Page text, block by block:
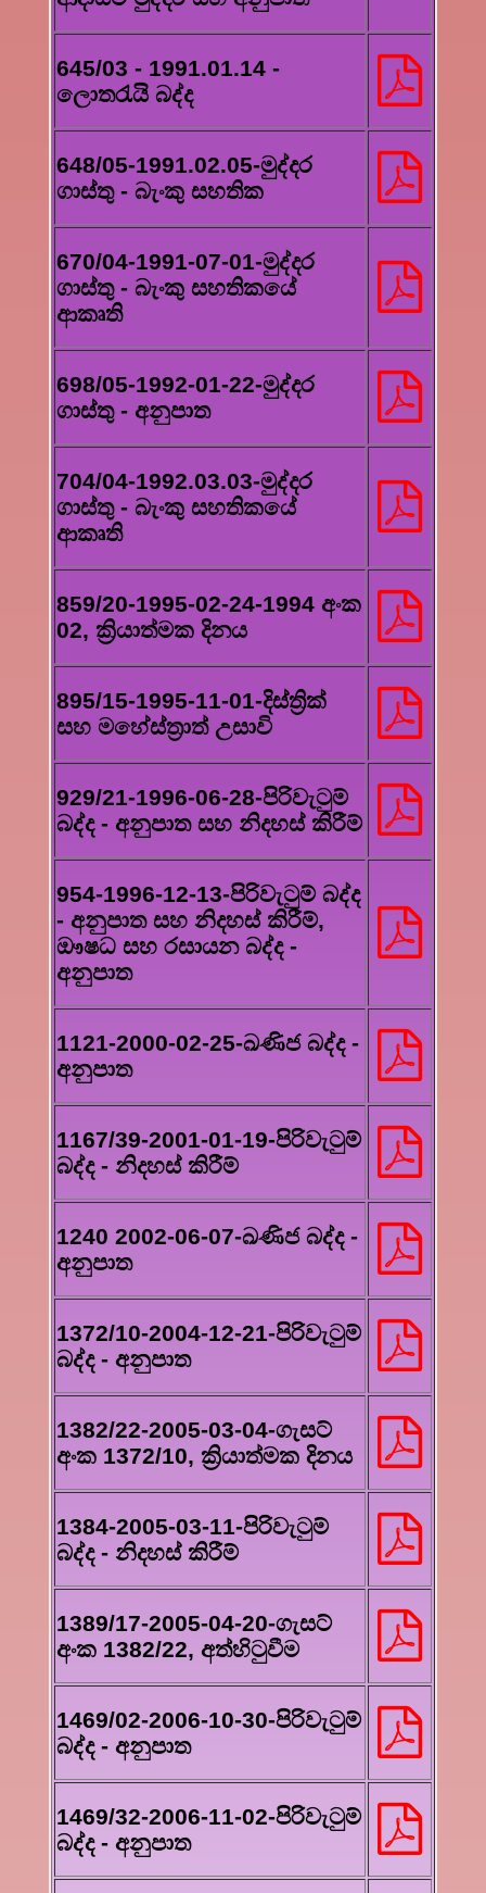
645/03 - 1991.01.14 -
ලොතරැයි බද්ද
648/05-1991.02.05-මුද්දර
ගාස්තු - බැංකු සහතික
670/04-1991-07-01-මුද්දර
ගාස්තු - බැංකු සහතිකයේ
ආකෘති
698/05-1992-01-22-මුද්දර
ගාස්තු - අනුපාත
704/04-1992.03.03-මුද්දර
ගාස්තු - බැංකු සහතිකයේ
ආකෘති
859/20-1995-02-24-1994 අංක
02, ක්‍රියාත්මක දිනය
895/15-1995-11-01-දිස්ත්‍රික්
සහ මහේස්ත්‍රාත් උසාවි
929/21-1996-06-28-පිරිවැටුම්
බද්ද - අනුපාත සහ නිදහස් කිරීම්
954-1996-12-13-පිරිවැටුම් බද්ද
- අනුපාත සහ නිදහස් කිරීම්,
ඖෂධ සහ රසායන බද්ද -
අනුපාත
1121-2000-02-25-ඛණිජ බද්ද -
අනුපාත
1167/39-2001-01-19-පිරිවැටුම්
බද්ද - නිදහස් කිරීම්
1240 2002-06-07-ඛණිජ බද්ද -
අනුපාත
1372/10-2004-12-21-පිරිවැටුම්
බද්ද - අනුපාත
1382/22-2005-03-04-ගැසට්
අංක 1372/10, ක්‍රියාත්මක දිනය
1384-2005-03-11-පිරිවැටුම්
බද්ද - නිදහස් කිරීම්
1389/17-2005-04-20-ගැසට්
අංක 1382/22, අත්හිටුවීම
1469/02-2006-10-30-පිරිවැටුම්
බද්ද - අනුපාත
1469/32-2006-11-02-පිරිවැටුම්
බද්ද - අනුපාත